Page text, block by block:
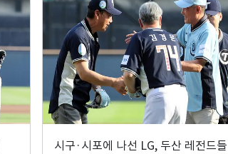
시구·시포에 나선 LG, 두산 레전드들